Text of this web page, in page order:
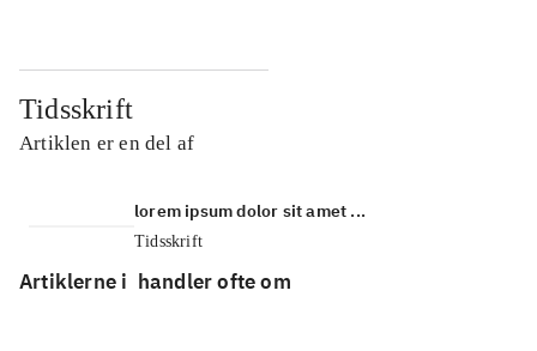
Tidsskrift
Artiklen er en del af
lorem ipsum dolor sit amet ...
Tidsskrift
Artiklerne i handler ofte om